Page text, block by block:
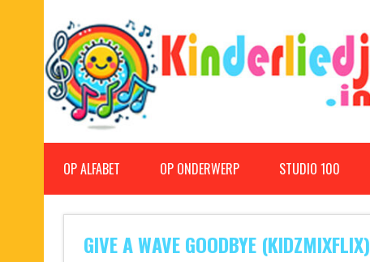
Kinderliedjes
OP ALFABET OP ONDERWERP STUDIO 100
GIVE A WAVE GOODBYE (KIDZMIXFLIX)